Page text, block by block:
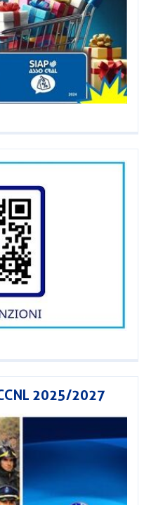
2025/2027